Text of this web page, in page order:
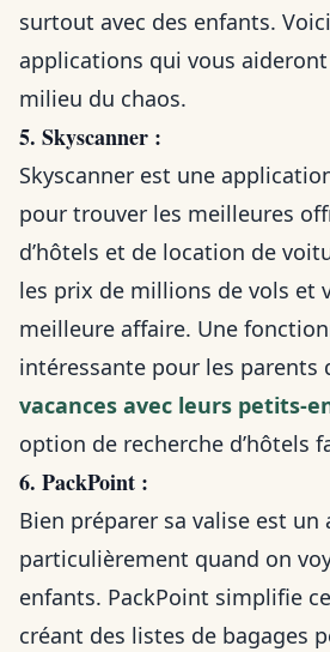
surtout avec des enfants.
applications qui vous
milieu du chaos.
5. Skyscanner :
Skyscanner est une
pour trouver les meilleures
d’hôtels et de location de
les prix de millions de vols et
meilleure affaire. Une
intéressante pour les parents
vacances avec leurs petits-
option de recherche d’hôtels
6. PackPoint :
Bien préparer sa valise est un
particulièrement quand on
enfants. PackPoint simplifie
créant des listes de bagages